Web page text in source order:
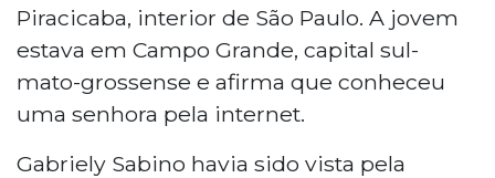
Piracicaba, interior de São Paulo. A jovem
estava em Campo Grande, capital sul-
mato-grossense e afirma que conheceu
uma senhora pela internet.
Gabriely Sabino havia sido vista pela